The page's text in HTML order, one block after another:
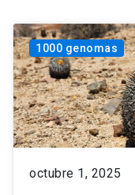
1000 genomas
octubre 1, 2025